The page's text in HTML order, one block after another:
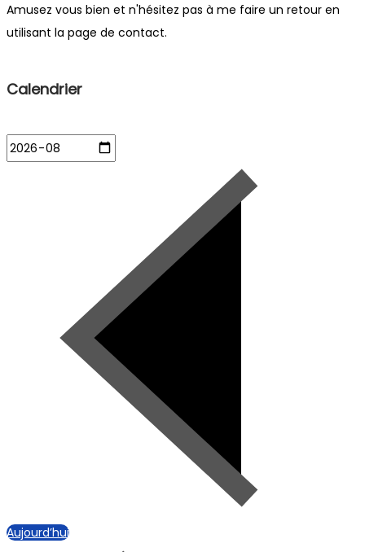
Amusez vous bien et n'hésitez pas à me faire un retour en
utilisant la page de contact.
Calendrier
Aujourd’hui